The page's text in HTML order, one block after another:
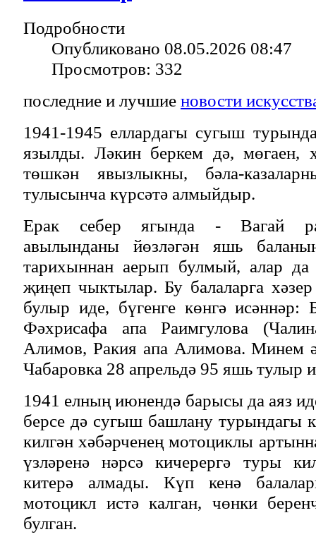
Подробности
Опубликовано 08.05.2026 08:47
Просмотров: 332
последние и лучшие новости
1941-1945 еллардагы сугыш
язылды. Ләкин беркем дә, мөгаен,
төшкән явызлыкны, бәла-
тулысынча күрсәтә алмыйдыр.
Ерак себер ягында - Вагай
авылынданы йөзләгән яшь
тарихыннан аерып булмый, алар
җиңеп чыктылар. Бу балаларга
булыр иде, бүгенге көнгә исәннәр:
Фәхрисафа апа Раимгулова
Алимов, Ракия апа Алимова. Минем
Чабаровка 28 апрельдә 95 яшь тулыр
1941 елның июнендә барысы да аяз
берсе дә сугыш башлану турындагы
килгән хәбәрченең мотоциклы
үзләренә нәрсә кичерергә туры
китерә алмады. Күп кенә
мотоцикл истә калган, чөнки
булган.